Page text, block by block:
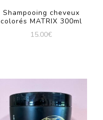
Shampooing cheveux
colorés MATRIX 300ml
15.00€